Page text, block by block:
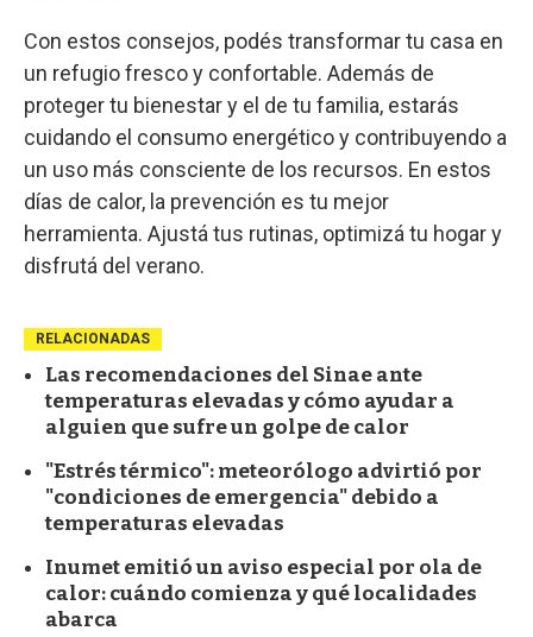
Con estos consejos, podés transformar tu casa en
un refugio fresco y confortable. Además de
proteger tu bienestar y el de tu familia, estarás
cuidando el consumo energético y contribuyendo a
un uso más consciente de los recursos. En estos
días de calor, la prevención es tu mejor
herramienta. Ajustá tus rutinas, optimizá tu hogar y
disfrutá del verano.
RELACIONADAS
Las recomendaciones del Sinae ante
temperaturas elevadas y cómo ayudar a
alguien que sufre un golpe de calor
"Estrés térmico": meteorólogo advirtió por
"condiciones de emergencia" debido a
temperaturas elevadas
Inumet emitió un aviso especial por ola de
calor: cuándo comienza y qué localidades
abarca